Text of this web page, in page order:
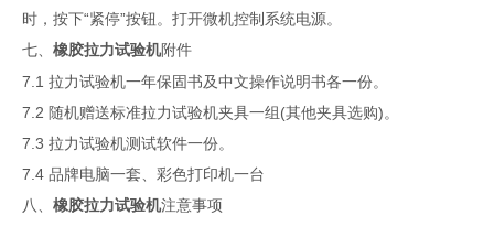
时，按下“紧停”按钮。打开微机控制系统电源。
七、 橡胶拉力试验机附件
7.1 拉力试验机一年保固书及中文操作说明书各一份。
7.2 随机赠送标准拉力试验机夹具一组(其他夹具选购)。
7.3 拉力试验机测试软件一份。
7.4 品牌电脑一套、彩色打印机一台
八、 橡胶拉力试验机注意事项